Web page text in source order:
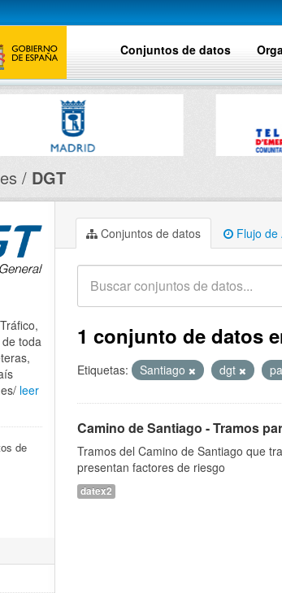
Conjuntos de datos
DGT
Conjuntos de datos Flujo de
1 conjunto de datos
Etiquetas: Santiago dgt
Camino de Santiago - Tramos
Tramos del Camino de Santiago que
presentan factores de riesgo
datex2
toda
leer
de